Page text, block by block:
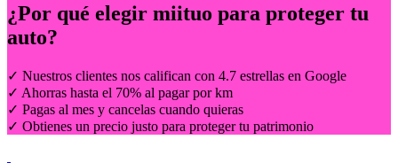
¿Por qué elegir miituo para proteger tu
auto?
✓ Nuestros clientes nos califican con 4.7 estrellas en Google
✓ Ahorras hasta el 70% al pagar por km
✓ Pagas al mes y cancelas cuando quieras
✓ Obtienes un precio justo para proteger tu patrimonio